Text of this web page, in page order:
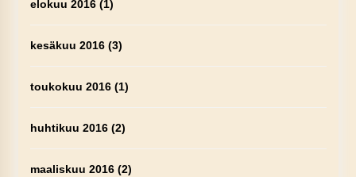
elokuu 2016(1)
kesäkuu 2016(3)
toukokuu 2016(1)
huhtikuu 2016(2)
maaliskuu 2016(2)